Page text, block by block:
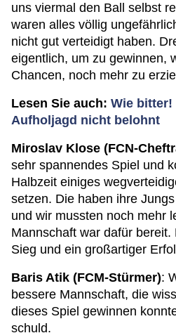
uns viermal den Ball selbst
waren alles völlig
nicht gut verteidigt haben.
eigentlich, um zu gewinnen,
Chancen, noch mehr zu
Lesen Sie auch: Wie bitter!
Aufholjagd nicht belohnt
Miroslav Klose (FCN-
sehr spannendes Spiel und
Halbzeit einiges
setzen. Die haben ihre
und wir mussten noch mehr
Mannschaft war dafür
Sieg und ein großartiger
Baris Atik (FCM-Stürmer):
bessere Mannschaft, die
dieses Spiel gewinnen
schuld.